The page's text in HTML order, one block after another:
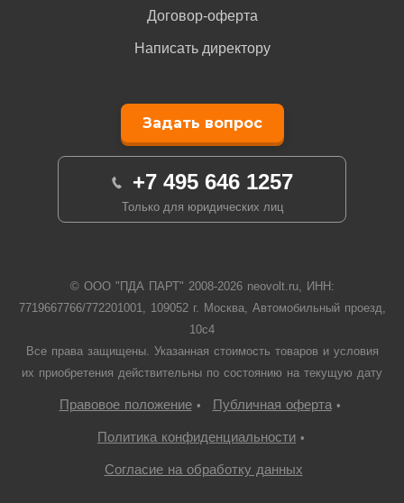
Договор-оферта
Написать директору
Задать вопрос
+7 495 646 1257
Только для юридических лиц
© ООО "ПДА ПАРТ" 2008-2026neovolt.ru, ИНН:
7719667766/772201001, 109052 г. Москва, Автомобильный проезд,
10с4
Все права защищены. Указанная стоимость товаров и условия
их приобретения действительны по состоянию на текущую дату
Правовое положение• Публичная оферта•
Политика конфиденциальности •
Согласие на обработку данных